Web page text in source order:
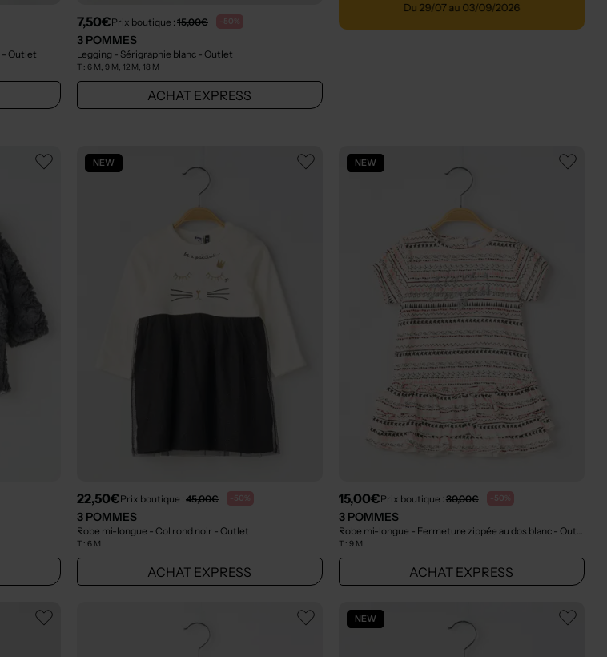
- Outlet
7,50€Prix boutique : 15,00€ -50%
3 POMMES
Legging - Sérigraphie blanc - Outlet
T : 6 M, 9 M, 12 M, 18 M
ACHAT EXPRESS
NEW
22,50€Prix boutique : 45,00€ -50%
3 POMMES
Robe mi-longue - Col rond noir - Outlet
T : 6 M
ACHAT EXPRESS
NEW
15,00€Prix boutique : 30,00€ -50%
3 POMMES
Robe mi-longue - Fermeture zippée au dos blanc - Outlet
T : 9 M
ACHAT EXPRESS
NEW